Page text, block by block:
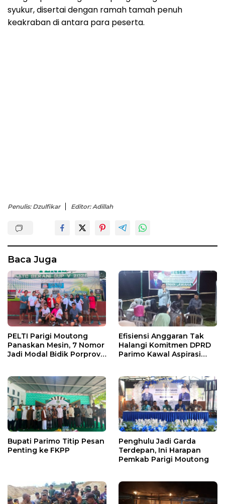
syukur, disertai dengan ramah tamah penuh
keakraban di antara para peserta.
Penulis: Dzulfikar Editor: Adillah
Baca Juga
PELTI Parigi Moutong
Panaskan Mesin, 7 Nomor
Jadi Modal Bidik Porprov
Efisiensi Anggaran Tak
Halangi Komitmen DPRD
Parimo Kawal Aspirasi
Bupati Parimo Titip Pesan
Penting ke FKPP
Penghulu Jadi Garda
Terdepan, Ini Harapan
Pemkab Parigi Moutong